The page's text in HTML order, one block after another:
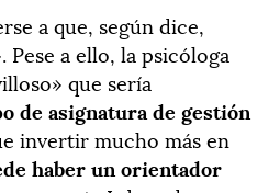
a que, según dice,
a ello, la psicóloga
que sería
de asignatura de gestión
invertir mucho más en
haber un orientador